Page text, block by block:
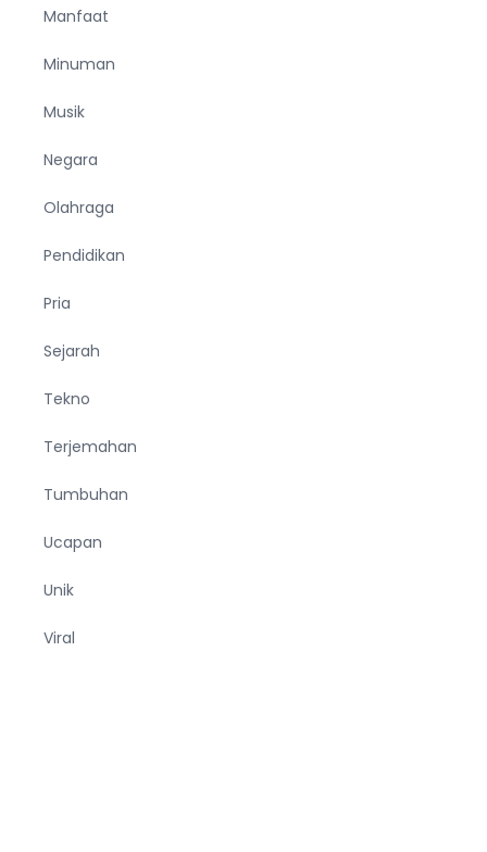
Manfaat
Minuman
Musik
Negara
Olahraga
Pendidikan
Pria
Sejarah
Tekno
Terjemahan
Tumbuhan
Ucapan
Unik
Viral